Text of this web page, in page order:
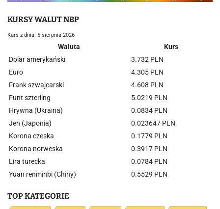
KURSY WALUT NBP
Kurs z dnia: 5 sierpnia 2026
Waluta
Kurs
Dolar amerykański
3.732 PLN
Euro
4.305 PLN
Frank szwajcarski
4.608 PLN
Funt szterling
5.0219 PLN
Hrywna (Ukraina)
0.0834 PLN
Jen (Japonia)
0.023647 PLN
Korona czeska
0.1779 PLN
Korona norweska
0.3917 PLN
Lira turecka
0.0784 PLN
Yuan renminbi (Chiny)
0.5529 PLN
TOP KATEGORIE